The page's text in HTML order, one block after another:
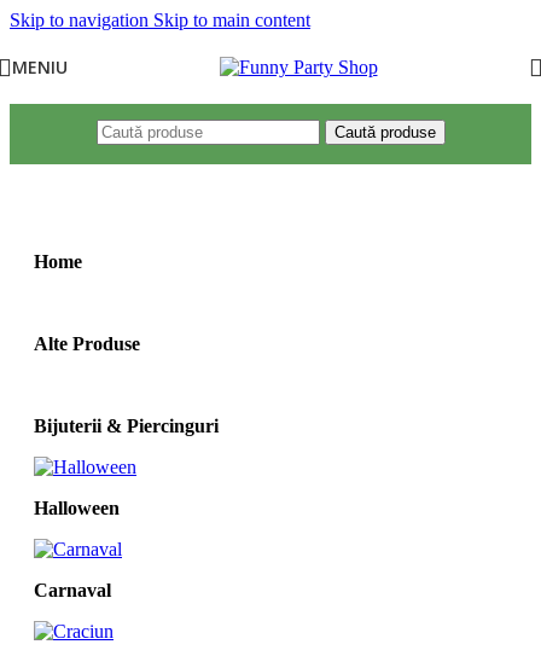
Skip to navigation Skip to main content
MENIU
Caută produse
Prima pagină/ Mărime produs/ M(7-9ani,130-142cm)
Home
Alte Produse
Bijuterii & Piercinguri
Halloween
Carnaval